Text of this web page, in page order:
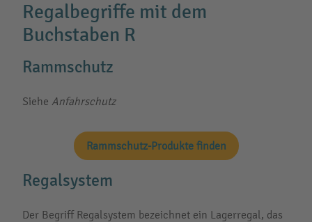
Regalbegriffe mit dem
Buchstaben R
Rammschutz
Siehe Anfahrschutz
Rammschutz-Produkte finden
Regalsystem
Der Begriff Regalsystem bezeichnet ein Lagerregal, das